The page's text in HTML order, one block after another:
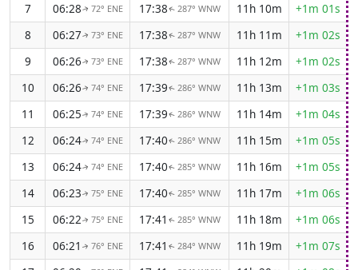
7
06:28↑ 72° ENE 17:38↑ 287° WNW 11h 10m
+1m 01s
8
06:27↑ 73° ENE 17:38↑ 287° WNW 11h 11m
+1m 02s
9
06:26↑ 73° ENE 17:38↑ 287° WNW 11h 12m
+1m 02s
10
06:26↑ 74° ENE 17:39↑ 286° WNW 11h 13m
+1m 03s
11
06:25↑ 74° ENE 17:39↑ 286° WNW 11h 14m
+1m 04s
12
06:24↑ 74° ENE 17:40↑ 286° WNW 11h 15m
+1m 05s
13
06:24↑ 74° ENE 17:40↑ 285° WNW 11h 16m
+1m 05s
14
06:23↑ 75° ENE 17:40↑ 285° WNW 11h 17m
+1m 06s
15
06:22↑ 75° ENE 17:41 ↑ 285° WNW 11h 18m
+1m 06s
16
06:21 ↑ 76° ENE 17:41 ↑ 284° WNW 11h 19m
+1m 07s